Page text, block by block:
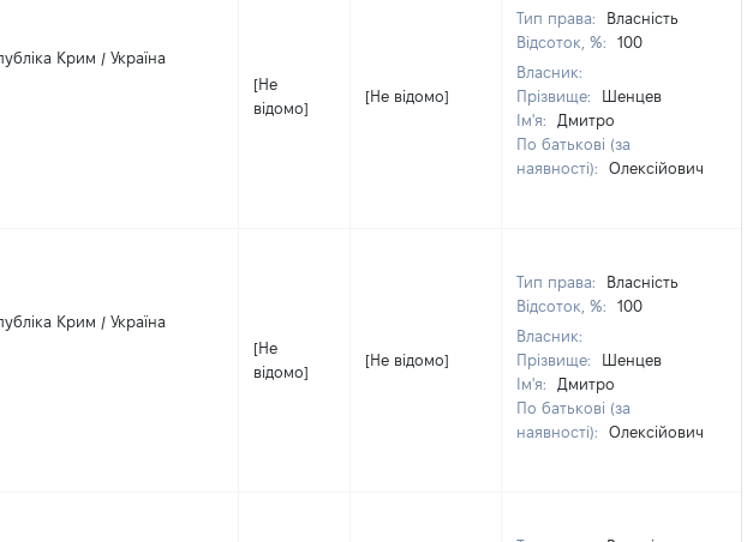
Крим / Україна
[Не
відомо]
[Не відомо]
Тип права:
Власність
Відсоток, %:
100
Власник:
Прізвище:
Шенцев
Ім'я:
Дмитро
По батькові (за
наявності):
Олексійович
Крим / Україна
[Не
відомо]
[Не відомо]
Тип права:
Власність
Відсоток, %:
100
Власник:
Прізвище:
Шенцев
Ім'я:
Дмитро
По батькові (за
наявності):
Олексійович